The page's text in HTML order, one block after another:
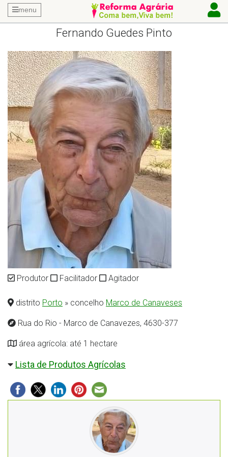
menu
Fernando Guedes Pinto
Produtor Facilitador Agitador
distrito Porto » concelho Marco de Canaveses
Rua do Rio - Marco de Canavezes, 4630-377
área agrícola: até 1 hectare
Lista de Produtos Agrícolas